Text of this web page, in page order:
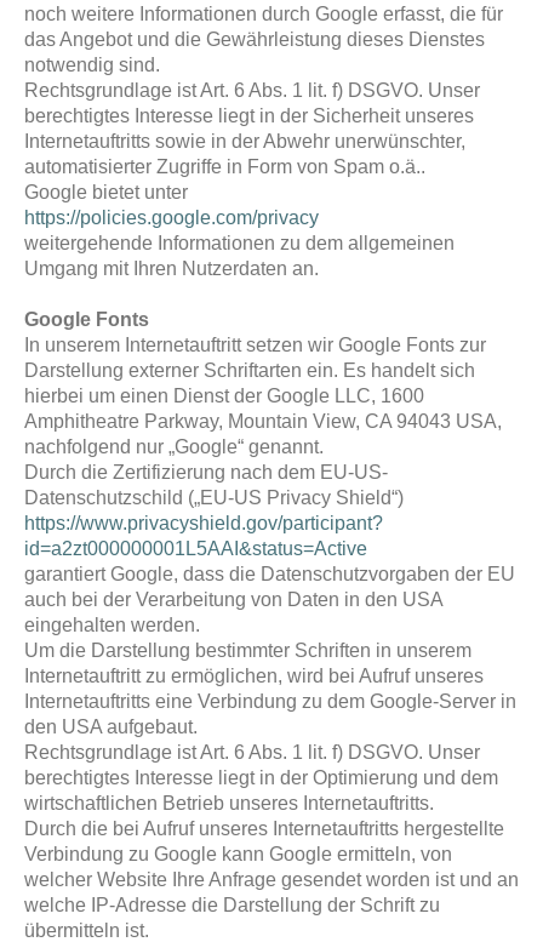
noch weitere Informationen durch Google erfasst, die für
das Angebot und die Gewährleistung dieses Dienstes
notwendig sind.
Rechtsgrundlage ist Art. 6 Abs. 1 lit. f) DSGVO. Unser
berechtigtes Interesse liegt in der Sicherheit unseres
Internetauftritts sowie in der Abwehr unerwünschter,
automatisierter Zugriffe in Form von Spam o.ä..
Google bietet unter
https://policies.google.com/privacy
weitergehende Informationen zu dem allgemeinen
Umgang mit Ihren Nutzerdaten an.
Google Fonts
In unserem Internetauftritt setzen wir Google Fonts zur
Darstellung externer Schriftarten ein. Es handelt sich
hierbei um einen Dienst der Google LLC, 1600
Amphitheatre Parkway, Mountain View, CA 94043 USA,
nachfolgend nur „Google“ genannt.
Durch die Zertifizierung nach dem EU-US-
Datenschutzschild („EU-US Privacy Shield“)
https://www.privacyshield.gov/participant?
id=a2zt000000001L5AAI&status=Active
garantiert Google, dass die Datenschutzvorgaben der EU
auch bei der Verarbeitung von Daten in den USA
eingehalten werden.
Um die Darstellung bestimmter Schriften in unserem
Internetauftritt zu ermöglichen, wird bei Aufruf unseres
Internetauftritts eine Verbindung zu dem Google-Server in
den USA aufgebaut.
Rechtsgrundlage ist Art. 6 Abs. 1 lit. f) DSGVO. Unser
berechtigtes Interesse liegt in der Optimierung und dem
wirtschaftlichen Betrieb unseres Internetauftritts.
Durch die bei Aufruf unseres Internetauftritts hergestellte
Verbindung zu Google kann Google ermitteln, von
welcher Website Ihre Anfrage gesendet worden ist und an
welche IP-Adresse die Darstellung der Schrift zu
übermitteln ist.